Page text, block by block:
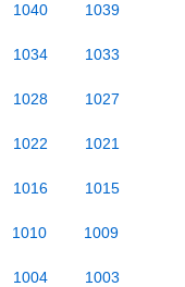
1040 1039
1034 1033
1028 1027
1022 1021
1016 1015
1010 1009
1004 1003